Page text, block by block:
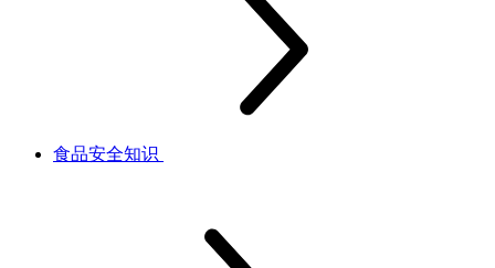
食品安全知识